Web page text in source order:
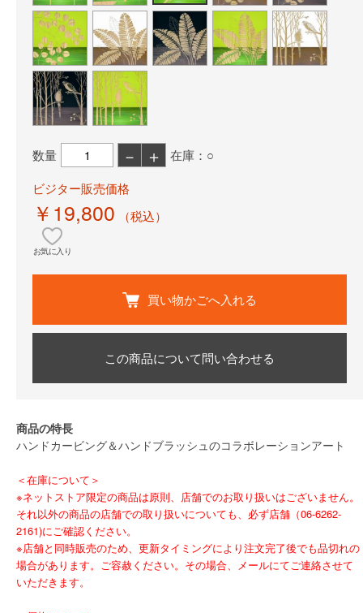
数量 － ＋
在庫：○
ビジター販売価格
￥19,800 （税込）
お気に入り
買い物かごへ入れる
この商品について問い合わせる
商品の特長
ハンドカービング＆ハンドブラッシュのコラボレーションアート
＜在庫について＞
※ネットストア限定の商品は原則、店舗でのお取り扱いはございません。
それ以外の商品の店舗での取り扱いについても、必ず店舗（06-6262-
2161)にご確認ください。
※店舗と同時販売のため、更新タイミングにより注文完了後でも品切れの
場合があります。ご容赦ください。その場合、メールにてご連絡させて
いただきます。